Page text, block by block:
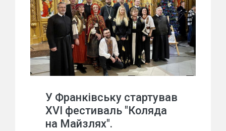
У Франківську стартував
XVI фестиваль "Коляда
на Майзлях".